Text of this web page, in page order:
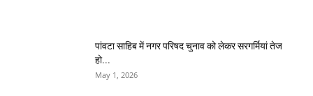
पांवटा साहिब में नगर परिषद चुनाव को लेकर सरगर्मियां तेज
हो...
May 1, 2026